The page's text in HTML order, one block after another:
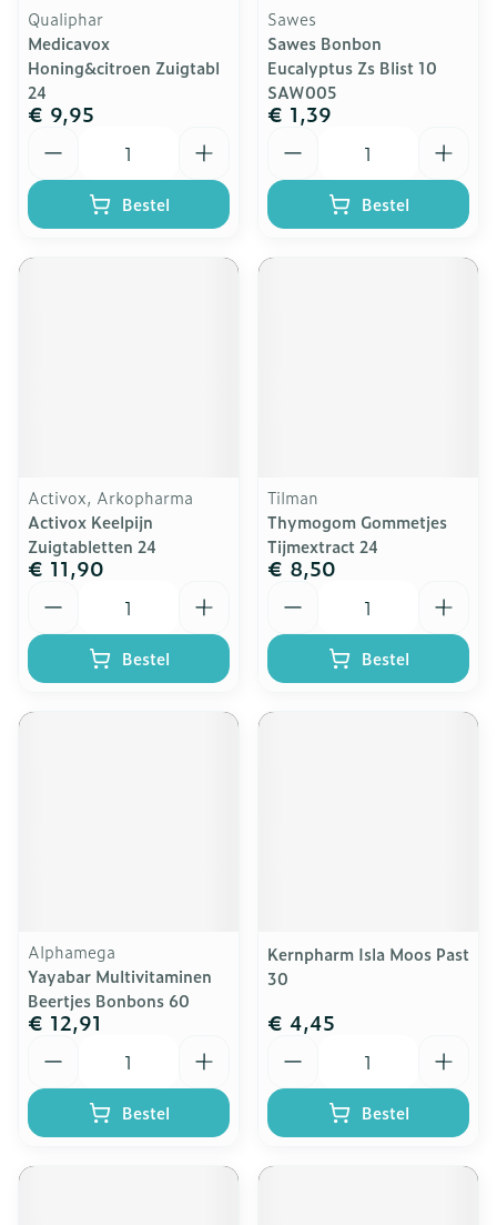
Qualiphar
Medicavox
Honing&citroen Zuigtabl
24
€ 9,95
Bestel
Sawes
Sawes Bonbon
Eucalyptus Zs Blist 10
SAW005
€ 1,39
Bestel
Activox, Arkopharma
Activox Keelpijn
Zuigtabletten 24
€ 11,90
Bestel
Tilman
Thymogom Gommetjes
Tijmextract 24
€ 8,50
Bestel
Alphamega
Yayabar Multivitaminen
Beertjes Bonbons 60
€ 12,91
Bestel
Kernpharm Isla Moos Past
30
€ 4,45
Bestel